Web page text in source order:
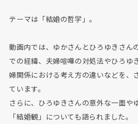
テーマは「結婚の哲学」。
動画内では、ゆかさんとひろゆきさん
での経緯、夫婦喧嘩の対処法やひろゆ
婦関係における考え方の違いなどを、
ています。
さらに、ひろゆきさんの意外な一面や
「結婚観」についても語られました。